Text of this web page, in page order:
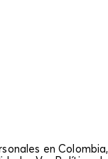
en Colombia,